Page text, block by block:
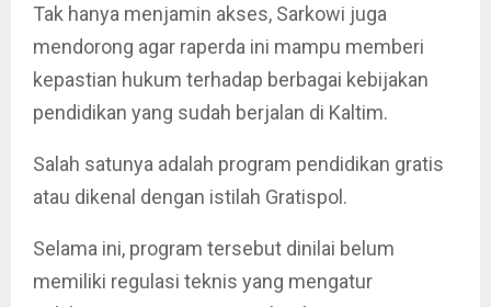
Tak hanya menjamin akses, Sarkowi juga
mendorong agar raperda ini mampu memberi
kepastian hukum terhadap berbagai kebijakan
pendidikan yang sudah berjalan di Kaltim.
Salah satunya adalah program pendidikan gratis
atau dikenal dengan istilah Gratispol.
Selama ini, program tersebut dinilai belum
memiliki regulasi teknis yang mengatur